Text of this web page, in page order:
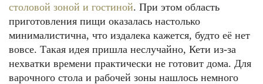
столовой зоной и гостиной. При этом область
приготовления пищи оказалась настолько
минималистична, что издалека кажется, будто её нет
вовсе. Такая идея пришла неслучайно, Кети из-за
нехватки времени практически не готовит дома. Для
варочного стола и рабочей зоны нашлось немного